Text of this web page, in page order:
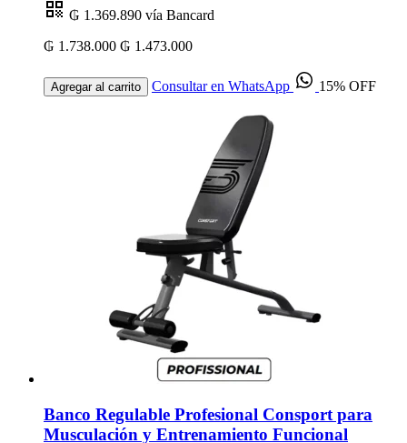
₲ 1.369.890 vía Bancard
₲ 1.738.000 ₲ 1.473.000
Agregar al carrito Consultar en WhatsApp 15% OFF
Banco Regulable Profesional Consport para
Musculación y Entrenamiento Funcional